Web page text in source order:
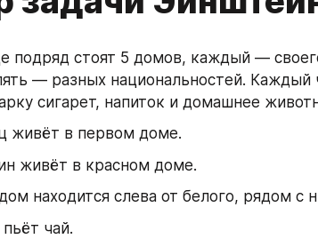
подряд стоят 5 домов, каждый —
— разных национальностей. Каждый
сигарет, напиток и домашнее
живёт в первом доме.
живёт в красном доме.
находится слева от белого, рядом с
чай.